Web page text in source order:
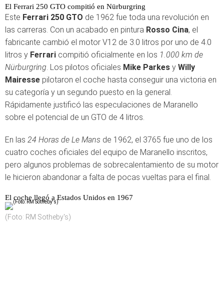
El Ferrari 250 GTO compitió en Nürburgring
Este Ferrari 250 GTO de 1962 fue toda una revolución en
las carreras. Con un acabado en pintura Rosso Cina, el
fabricante cambió el motor V12 de 3.0 litros por uno de 4.0
litros y Ferrari compitió oficialmente en los 1.000 km de
Nürburgring. Los pilotos oficiales Mike Parkes y Willy
Mairesse pilotaron el coche hasta conseguir una victoria en
su categoría y un segundo puesto en la general.
Rápidamente justificó las especulaciones de Maranello
sobre el potencial de un GTO de 4 litros.
En las 24 Horas de Le Mans de 1962, el 3765 fue uno de los
cuatro coches oficiales del equipo de Maranello inscritos,
pero algunos problemas de sobrecalentamiento de su motor
le hicieron abandonar a falta de pocas vueltas para el final.
El coche llegó a Estados Unidos en 1967
(Foto: RM Sotheby's)